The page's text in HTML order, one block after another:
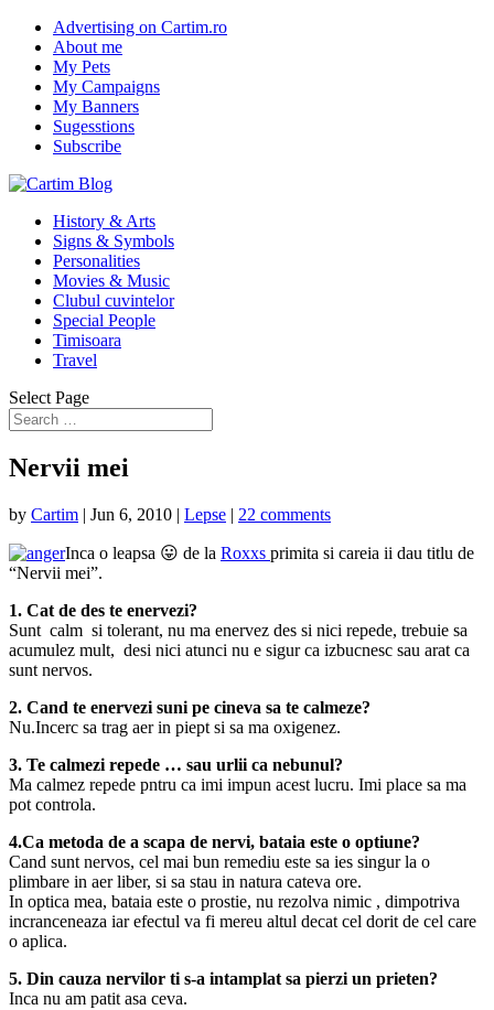
Advertising on Cartim.ro
About me
My Pets
My Campaigns
My Banners
Sugesstions
Subscribe
History & Arts
Signs & Symbols
Personalities
Movies & Music
Clubul cuvintelor
Special People
Timisoara
Travel
Select Page
Nervii mei
by Cartim | Jun 6, 2010 | Lepse | 22 comments
Inca o leapsa 😛 de la Roxxs primita si careia ii dau titlu de
“Nervii mei”.
1. Cat de des te enervezi?
Sunt calm si tolerant, nu ma enervez des si nici repede, trebuie sa
acumulez mult, desi nici atunci nu e sigur ca izbucnesc sau arat ca
sunt nervos.
2. Cand te enervezi suni pe cineva sa te calmeze?
Nu.Incerc sa trag aer in piept si sa ma oxigenez.
3. Te calmezi repede … sau urlii ca nebunul?
Ma calmez repede pntru ca imi impun acest lucru. Imi place sa ma
pot controla.
4.Ca metoda de a scapa de nervi, bataia este o optiune?
Cand sunt nervos, cel mai bun remediu este sa ies singur la o
plimbare in aer liber, si sa stau in natura cateva ore.
In optica mea, bataia este o prostie, nu rezolva nimic , dimpotriva
incranceneaza iar efectul va fi mereu altul decat cel dorit de cel care
o aplica.
5. Din cauza nervilor ti s-a intamplat sa pierzi un prieten?
Inca nu am patit asa ceva.